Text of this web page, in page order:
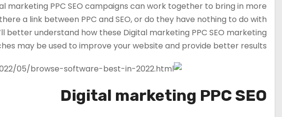
marketing PPC SEO campaigns can work together to bring in more
a link between PPC and SEO, or do they have nothing to do with
better understand how these Digital marketing PPC SEO marketing
may be used to improve your website and provide better results.
Digital marketing PPC SEO